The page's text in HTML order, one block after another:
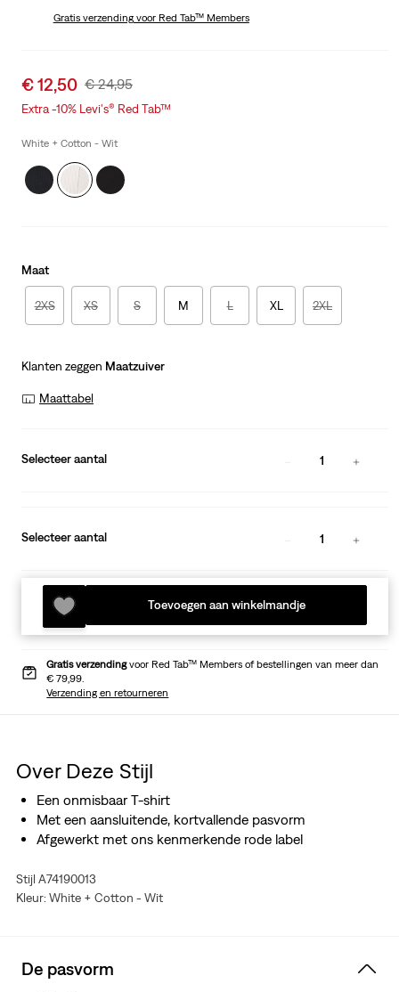
is
Was
Gratis verzendingvoor Red Tab™ Members
Sale
price
€ 12,50 Original
Price
€ 24,95
Extra -10% Levi's® Red Tab™
White + Cotton - Wit
Maat
2XS XS S M L XL 2XL
Klanten zeggen Maatzuiver
Maattabel
Selecteer aantal 1
Selecteer aantal 1
Toevoegen aan winkelmandje
Gratis verzendingvoor Red Tab™ Members of bestellingen van meer dan
€ 79,99.
Verzending en retourneren
Over Deze Stijl
Een onmisbaar T-shirt
Met een aansluitende, kortvallende pasvorm
Afgewerkt met ons kenmerkende rode label
Stijl A74190013
Kleur: White + Cotton - Wit
De pasvorm